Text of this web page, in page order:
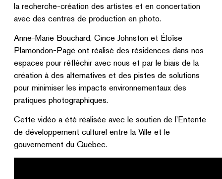
la recherche-création des artistes et en concertation
avec des centres de production en photo.
Anne-Marie Bouchard, Cince Johnston et Éloïse
Plamondon-Pagé ont réalisé des résidences dans nos
espaces pour réfléchir avec nous et par le biais de la
création à des alternatives et des pistes de solutions
pour minimiser les impacts environnementaux des
pratiques photographiques.
Cette vidéo a été réalisée avec le soutien de l’Entente
de développement culturel entre la Ville et le
gouvernement du Québec.